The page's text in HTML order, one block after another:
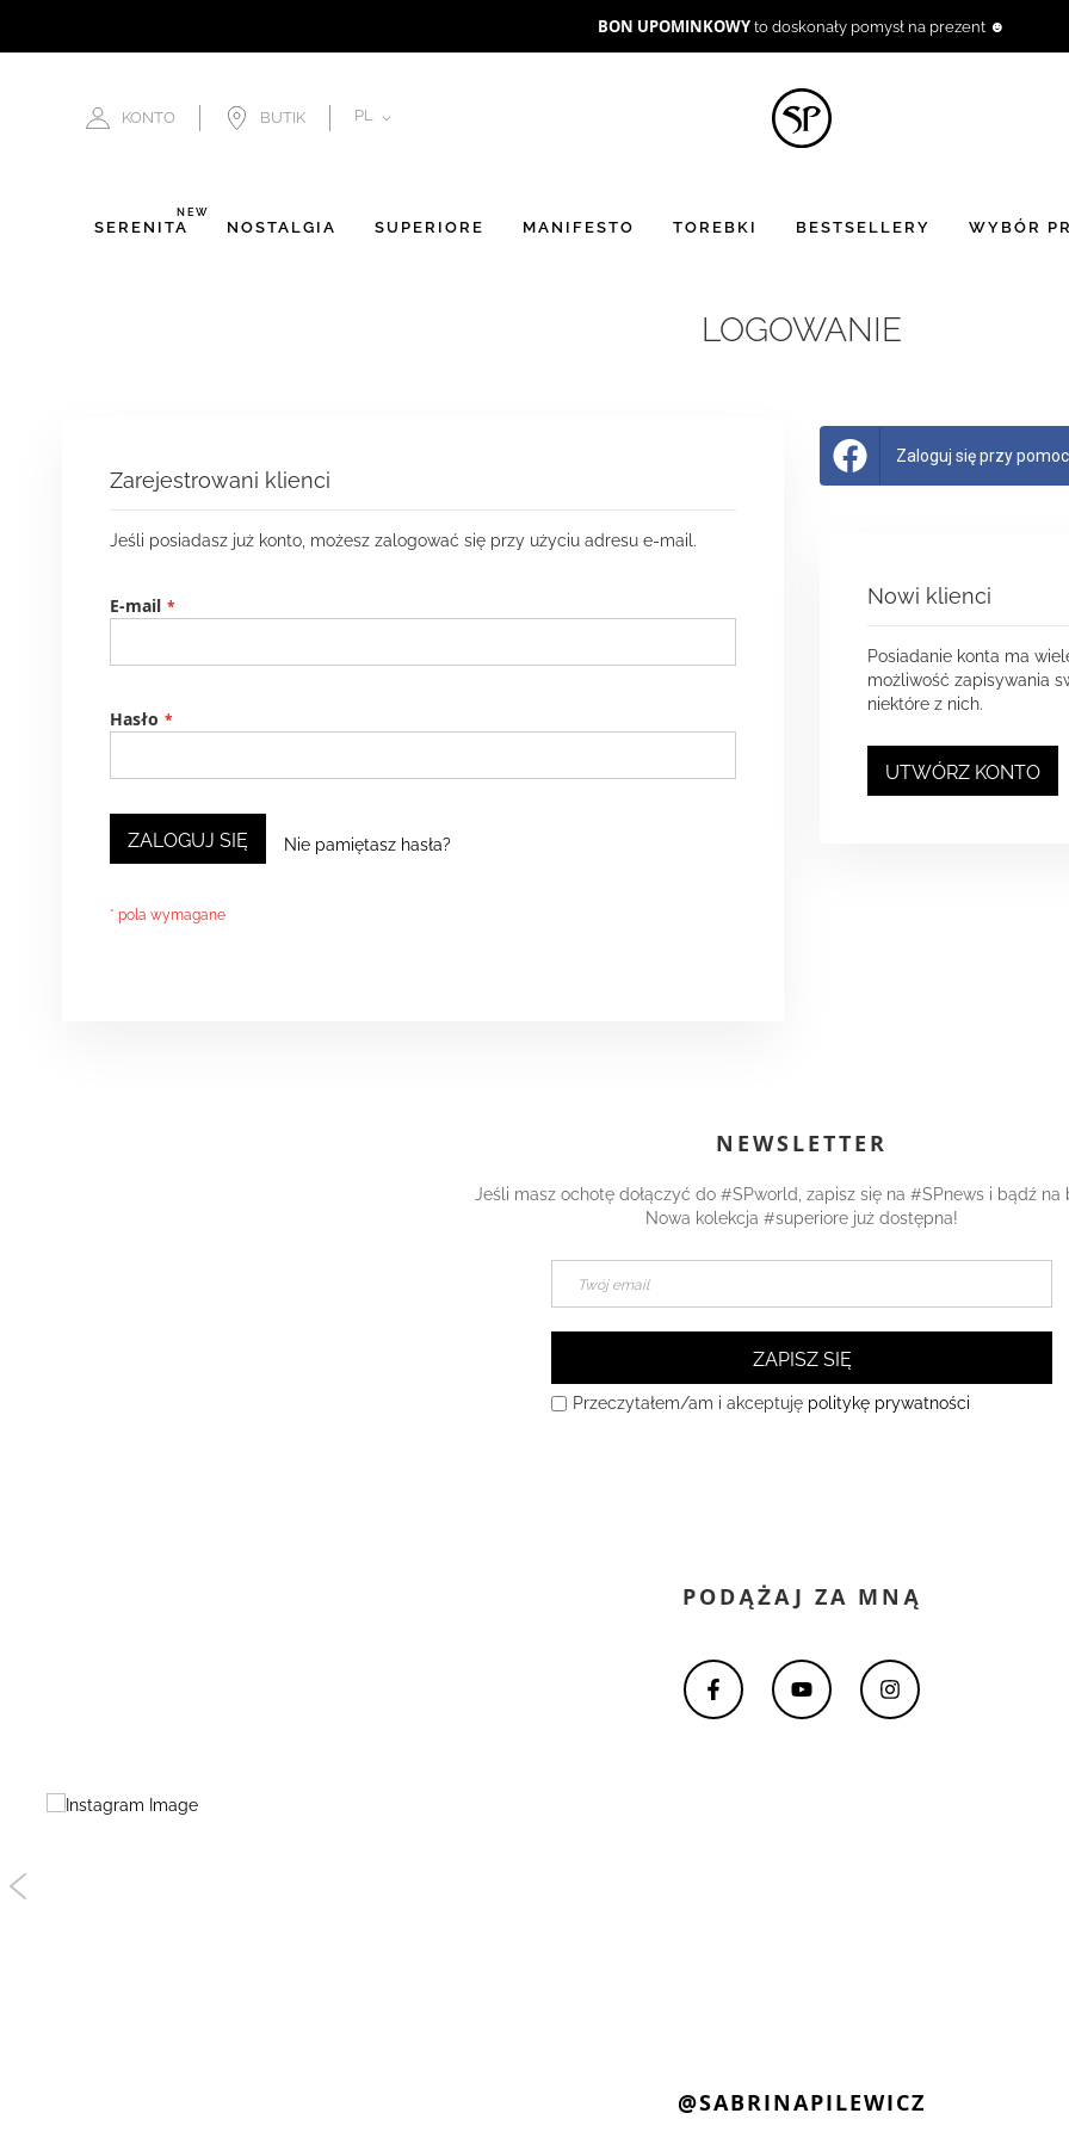
BON UPOMINKOWY to doskonały pomysł na prezent ☻
KONTO BUTIK JĘZYK
PL
SERENITÀ
NEW
NOSTALGIA SUPERIORE MANIFESTO TOREBKI BESTSELLERY WYBÓR
LOGOWANIE
Zarejestrowani klienci
Jeśli posiadasz już konto, możesz zalogować się przy użyciu adresu e-mail.
E-mail
Hasło
ZALOGUJ SIĘ Nie pamiętasz hasła?
Zaloguj się przy pomocy
Nowi klienci
Posiadanie konta ma
możliwość zapisywania
niektóre z nich.
UTWÓRZ KONTO
NEWSLETTER
Jeśli masz ochotę dołączyć do #SPworld, zapisz się na #SPnews i bądź na
Nowa kolekcja #superiore już dostępna!
ZAPISZ SIĘ
Przeczytałem/am i akceptuję politykę prywatności
PODĄŻAJ ZA MNĄ
@SABRINAPILEWICZ